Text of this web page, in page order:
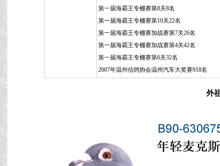
第一届海霸王专棚赛第8关8名
第一届海霸王专棚赛第10关22名
第一届海霸王专棚赛加战赛第7关26名
第一届海霸王专棚赛加战赛第4关42名
第一届海霸王专棚赛第6关32名
2007年温州信鸽协会温州汽车大奖赛918名
外